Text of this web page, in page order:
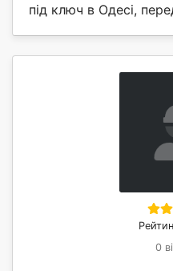
під ключ в Одесі,
0